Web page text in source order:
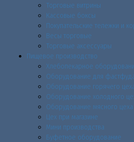
Торговые витрины
Кассовые боксы
Покупательские тележки и
Весы торговые
Торговые аксессуары
Пищевое производство
Хлебопекарное
Оборудование для
Оборудование горячего
Оборудование холодного
Оборудование мясного цеха
Цех при магазине
Мини производства
Буфетное оборудование